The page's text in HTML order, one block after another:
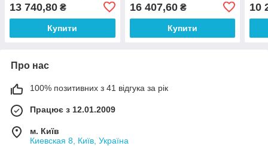
13 740,80 ₴
Купити
адміністратора рецепція
VM402
16 407,60₴
Купити
10
Про нас
100% позитивних з 41 відгука за рік
Працює з 12.01.2009
м. Київ
Киевская 8, Київ, Україна